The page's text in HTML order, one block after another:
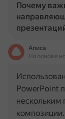
Почему
Алиса
На основе
PowerPoint
нескольким